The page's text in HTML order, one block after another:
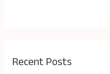
Recent Posts